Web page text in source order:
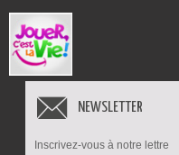
NEWSLETTER
Inscrivez-vous à notre lettre